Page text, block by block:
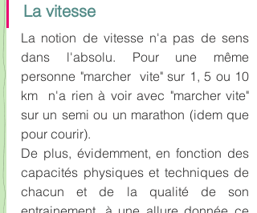
La vitesse
La notion de vitesse n'a pas de sens
dans l'absolu. Pour une même
personne "marcher  vite" sur 1, 5 ou 10
km  n'a rien à voir avec "marcher vite"
sur un semi ou un marathon (idem que
pour courir).
De plus, évidemment, en fonction des
capacités physiques et techniques de
chacun et de la qualité de son